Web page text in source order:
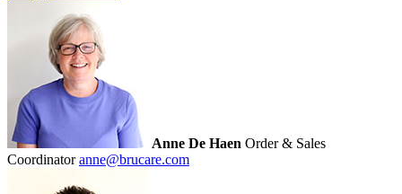
Anne De Haen Order & Sales
Coordinator anne@brucare.com